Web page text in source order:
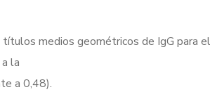
medios geométricos de IgG para
la
a 0,48).